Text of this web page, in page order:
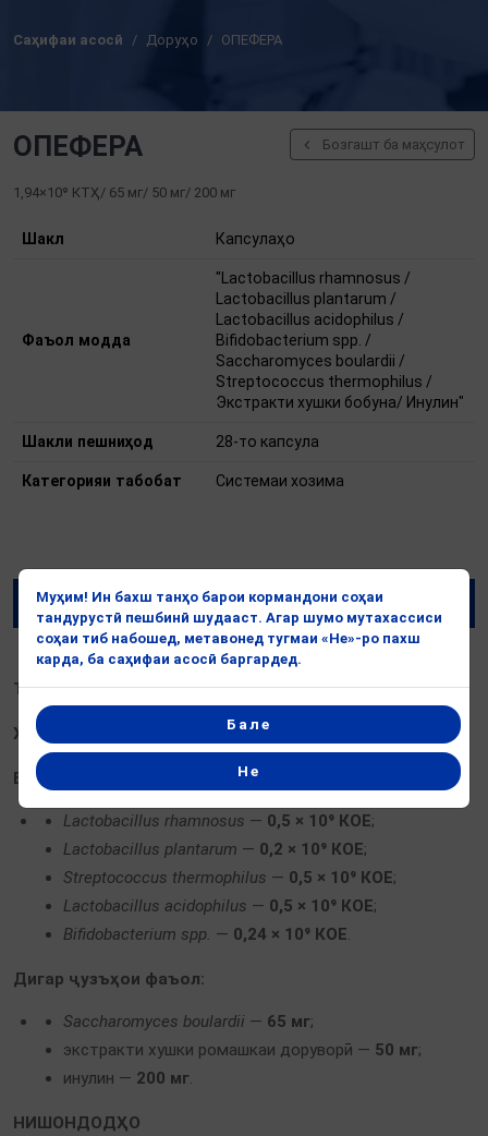
Саҳифаи асосӣ Доруҳо ОПЕФЕРА
ОПЕФЕРА Бозгашт ба маҳсулот
1,94×10⁹ КТҲ/ 65 мг/ 50 мг/ 200 мг
Шакл Капсулаҳо
Фаъол модда
"Lactobacillus rhamnosus /
Lactobacillus plantarum /
Lactobacillus acidophilus /
Bifidobacterium spp. /
Saccharomyces boulardii /
Streptococcus thermophilus /
Экстракти хушки бобуна/ Инулин"
Шакли пешниҳод 28-то капсула
Категорияи табобат Системаи хозима
Дар бораи маҳсулот
Дар бораи маҳсулот
ТАРКИБ
Ҳар як капсула дорои:
Бактерияҳои лиофилизатшуда — 1,94 × 10⁹ КОЕ:
Lactobacillus rhamnosus — 0,5 × 10⁹ КОЕ;
Lactobacillus plantarum — 0,2 × 10⁹ КОЕ;
Streptococcus thermophilus — 0,5 × 10⁹ КОЕ;
Lactobacillus acidophilus — 0,5 × 10⁹ КОЕ;
Bifidobacterium spp. — 0,24 × 10⁹ КОЕ.
Дигар ҷузъҳои фаъол:
Saccharomyces boulardii — 65 мг;
экстракти хушки ромашкаи доруворӣ — 50 мг;
инулин — 200 мг.
НИШОНДОДҲО
Муҳим! Ин бахш танҳо барои кормандони соҳаи
тандурустӣ пешбинӣ шудааст. Агар шумо мутахассиси
соҳаи тиб набошед, метавонед тугмаи «Не»-ро пахш
карда, ба саҳифаи асосӣ баргардед.
Бале
Не